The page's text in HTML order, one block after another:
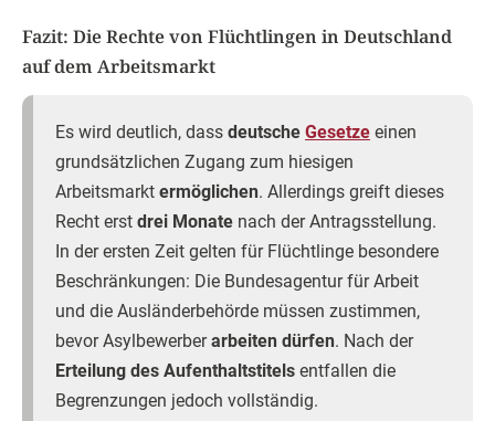
Fazit: Die Rechte von Flüchtlingen in Deutschland
auf dem Arbeitsmarkt
Es wird deutlich, dass deutsche Gesetze einen
grundsätzlichen Zugang zum hiesigen
Arbeitsmarkt ermöglichen. Allerdings greift dieses
Recht erst drei Monate nach der Antragsstellung.
In der ersten Zeit gelten für Flüchtlinge besondere
Beschränkungen: Die Bundesagentur für Arbeit
und die Ausländerbehörde müssen zustimmen,
bevor Asylbewerberarbeiten dürfen. Nach der
Erteilung des Aufenthaltstitels entfallen die
Begrenzungen jedoch vollständig.